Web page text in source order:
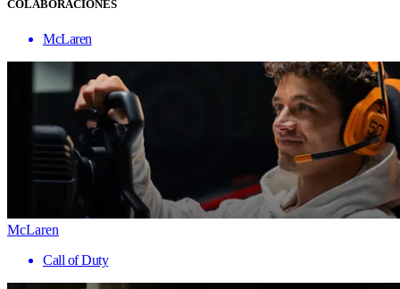
COLABORACIONES
McLaren
McLaren
Call of Duty